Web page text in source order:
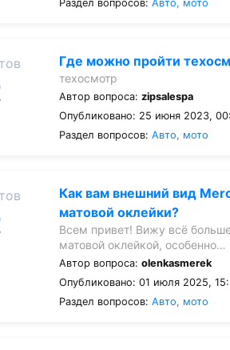
Раздел вопросов:Авто, мото
Где можно пройти
техосмотр
Автор вопроса:zipsalespa
Опубликовано: 25 июня 2023,
Раздел вопросов:Авто, мото
Как вам внешний вид
матовой оклейки?
Всем привет! Вижу всё
матовой оклейкой, особенно…
Автор вопроса:olenkasmerek
Опубликовано: 01 июля 2025,
Раздел вопросов:Авто, мото